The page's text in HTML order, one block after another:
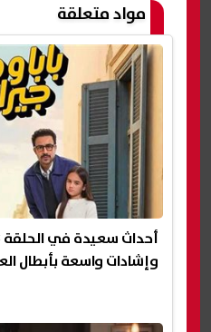
مواد متعلقة
وإشادات واسعة بأبطال